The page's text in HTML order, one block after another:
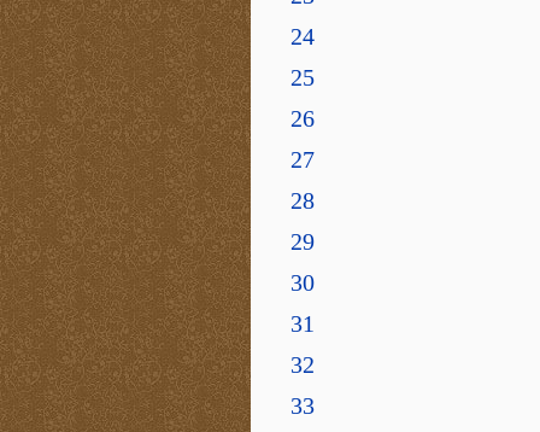
24
25
26
27
28
29
30
31
32
33